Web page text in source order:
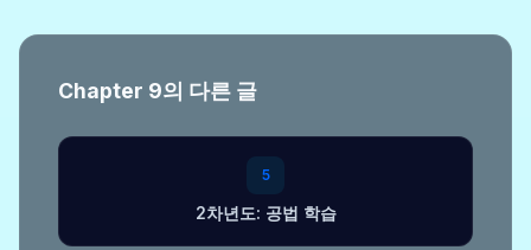
Chapter 9의 다른 글
5
2차년도: 공법 학습